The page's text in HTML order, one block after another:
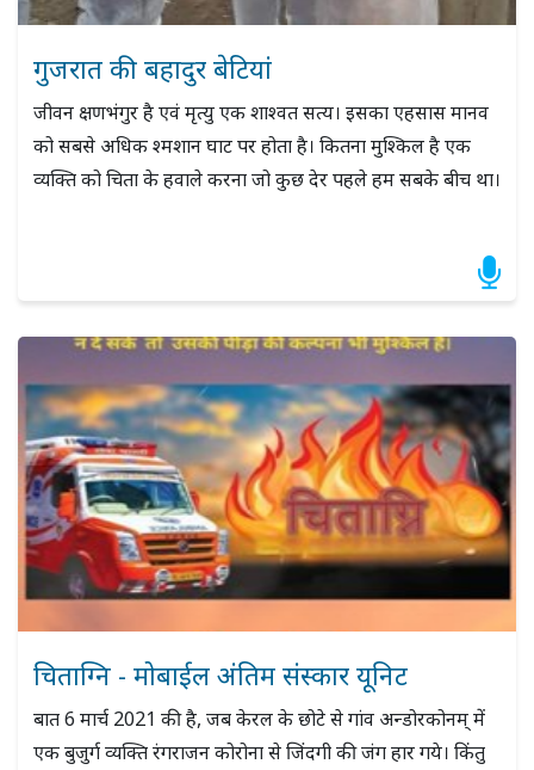
गुजरात की बहादुर बेटियां
जीवन क्षणभंगुर है एवं मृत्यु एक शाश्वत सत्य। इसका एहसास मानव
को सबसे अधिक श्मशान घाट पर होता है। कितना मुश्किल है एक
व्यक्ति को चिता के हवाले करना जो कुछ देर पहले हम सबके बीच था।
चिताग्नि - मोबाईल अंतिम संस्कार यूनिट
बात 6 मार्च 2021 की है, जब केरल के छोटे से गांव अन्डोरकोनम् में
एक बुजुर्ग व्यक्ति रंगराजन कोरोना से जिंदगी की जंग हार गये। किंतु